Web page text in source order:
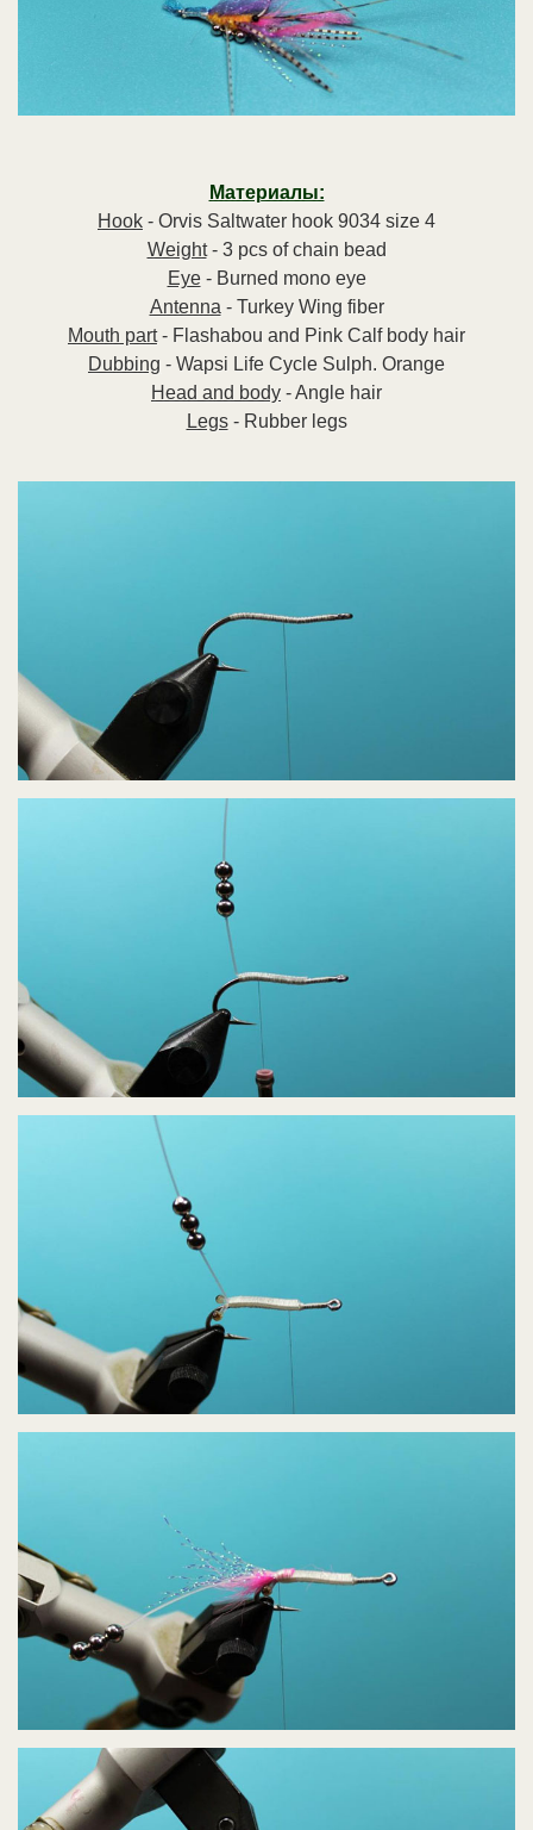
Материалы:
Hook - Orvis Saltwater hook 9034 size 4
Weight- 3 pcs of chain bead
Eye- Burned mono eye
Antenna - Turkey Wing fiber
Mouth part- Flashabou and Pink Calf body hair
Dubbing - Wapsi Life Cycle Sulph. Orange
Head and body - Angle hair
Legs- Rubber legs